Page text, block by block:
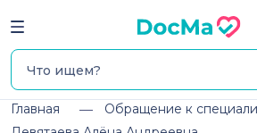
Главная
Обращение к